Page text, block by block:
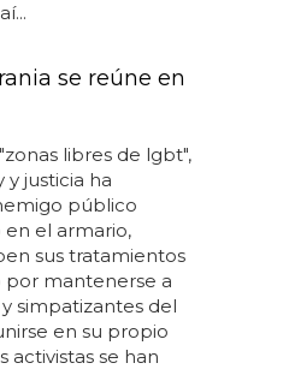
se reúne en
libres de lgbt",
justicia ha
público
el armario,
sus tratamientos
mantenerse a
simpatizantes del
en su propio
activistas se han